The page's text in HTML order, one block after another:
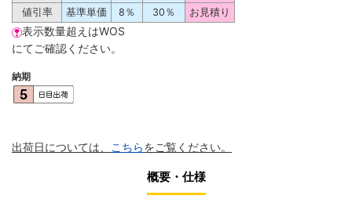
値引率
基準単価 8％ 30％ お見積り
表示数量超えはWOS
にてご確認ください。
納期
出荷日については、 こちらをご覧ください。
概要・仕様